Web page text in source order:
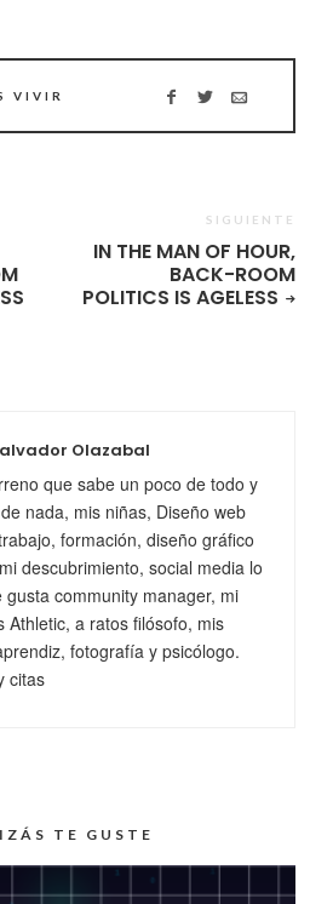
VIVIR
SIGUIENTE
IN THE MAN OF HOUR,
BACK-ROOM
POLITICS IS AGELESS
Olazabal
que sabe un poco de todo y
nada, mis niñas, Diseño web
formación, diseño gráfico
descubrimiento, social media lo
gusta community manager, mi
Athletic, a ratos filósofo, mis
fotografía y psicólogo.
citas
TE GUSTE